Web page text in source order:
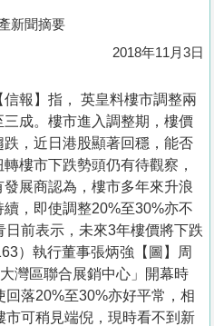
新聞摘要
2018年11月3日
信報】指， 英皇料樓市調整兩
三成。樓市進入調整期，樓價
跌，近日港股顯著回穩，能否
轉樓市下跌勢頭仍有待觀察，
發展商認為，樓市多年來升浪
續，即使調整20%至30%亦不
日前表示，未來3年樓價將下跌
）執行董事張炳強【圖】周
灣區聯合展銷中心」開幕時
落20%至30%亦好平常，相
可稍見端倪，現時看不到新